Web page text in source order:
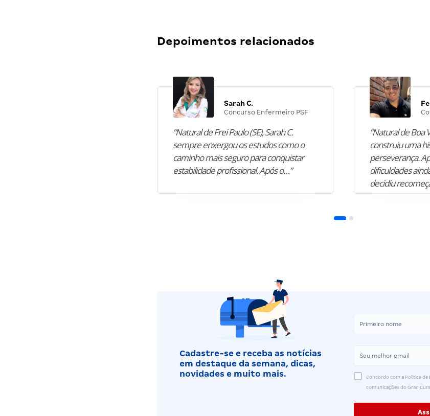
Depoimentos relacionados
Sarah C.
Concurso Enfermeiro PSF
“Natural de Frei Paulo (SE), Sarah C.
sempre enxergou os estudos como o
caminho mais seguro para conquistar
estabilidade profissional. Após o…”
“Natural de Boa
construiu uma
perseverança.
dificuldades
decidiu
Cadastre-se e receba as notícias
em destaque da semana, dicas,
novidades e muito mais.
Concordo com a Política de
comunicações do Gran